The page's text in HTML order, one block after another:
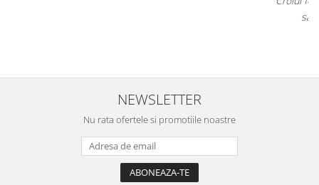
sa revin cu alte comenzi si sa incerc si alte
NEWSLETTER
Nu rata ofertele si promotiile noastre